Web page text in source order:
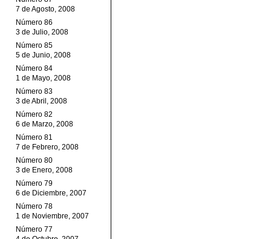
7 de Agosto, 2008
Número 86
3 de Julio, 2008
Número 85
5 de Junio, 2008
Número 84
1 de Mayo, 2008
Número 83
3 de Abril, 2008
Número 82
6 de Marzo, 2008
Número 81
7 de Febrero, 2008
Número 80
3 de Enero, 2008
Número 79
6 de Diciembre, 2007
Número 78
1 de Noviembre, 2007
Número 77